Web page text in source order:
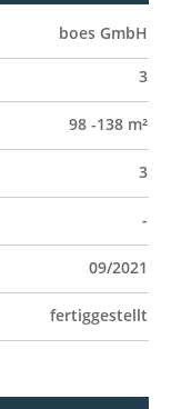
boes GmbH
3
98 -138 m²
3
-
09/2021
fertiggestellt